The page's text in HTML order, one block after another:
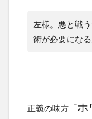
左様。悪と戦
術が必要になる
正義の味方「ホ